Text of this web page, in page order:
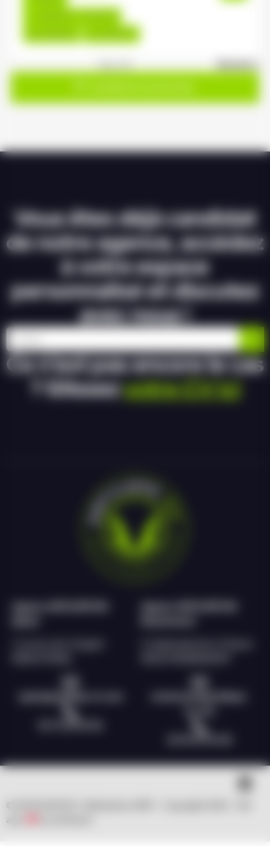
14,00 €/h - 17,00 €/h
Du:06/08/26 Au:30/04/27
1sur 20
Suivant »
Vous êtes déjà candidat
de notre agence, accédez
à votre espace
personnalisé et discutez
avec nous !
Ce n’est pas encore le cas
? Glissezvotre CV ici
© ANTILOPE RH | Réalisation WSP – Copyright 2023 – fait
avec